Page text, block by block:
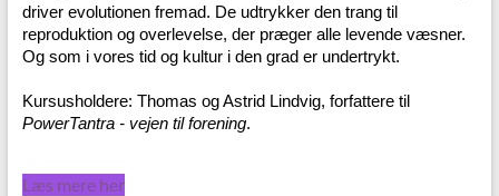
driver evolutionen fremad. De udtrykker den trang til
reproduktion og overlevelse, der præger alle levende væsner.
Og som i vores tid og kultur i den grad er undertrykt.
Kursusholdere: Thomas og Astrid Lindvig, forfattere til
PowerTantra - vejen til forening.
Læs mere her